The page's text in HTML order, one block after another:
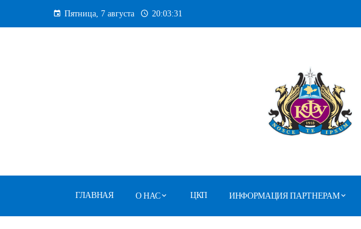
Пятница, 7 августа 20:03:32
ГЛАВНАЯ О НАС ЦКП ИНФОРМАЦИЯ ПАРТНЕРАМ